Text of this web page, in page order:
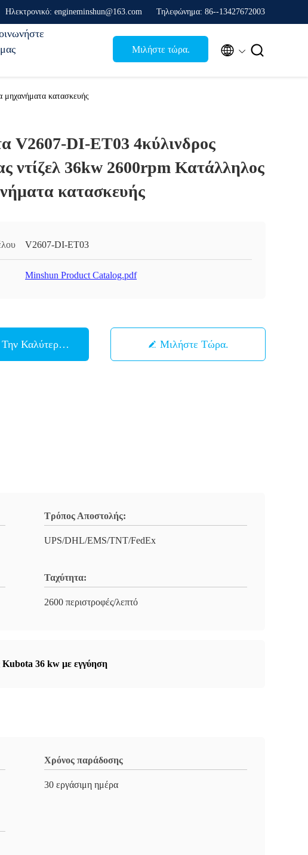
Ηλεκτρονικό: engineminshun@163.com Τηλεφώνημα: 86--13427672003
Μιλήστε τώρα.  
μηχανήματα κατασκευής
V2607-DI-ET03 4κύλινδρος
ντίζελ 36kw 2600rpm Κατάλληλος
κατασκευής
V2607-DI-ET03
Minshun Product Catalog.pdf
Καλύτερη Τιμή Μιλήστε Τώρα.
Τρόπος Αποστολής:
UPS/DHL/EMS/TNT/FedEx
Ταχύτητα:
2600 περιστροφές/λεπτό
Kubota 36 kw με εγγύηση
Χρόνος παράδοσης
30 εργάσιμη ημέρα